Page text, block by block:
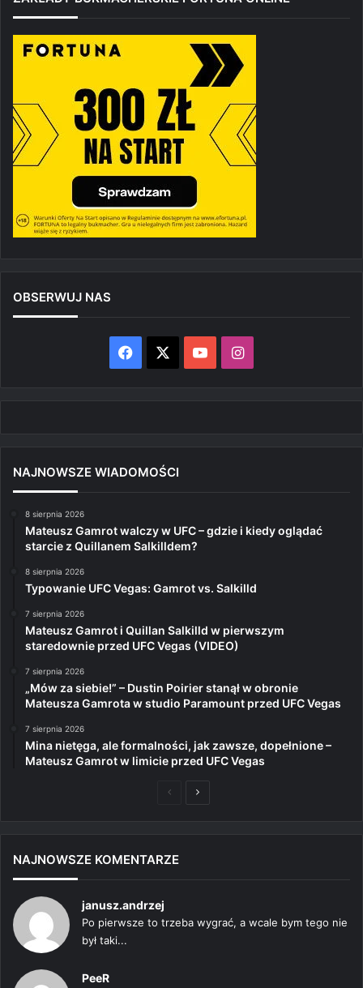
OBSERWUJ NAS
Facebook YouTubeInstagram
NAJNOWSZE WIADOMOŚCI
8 sierpnia 2026
Mateusz Gamrot walczy w UFC – gdzie i kiedy oglądać
starcie z Quillanem Salkilldem?
8 sierpnia 2026
Typowanie UFC Vegas: Gamrot vs. Salkilld
7 sierpnia 2026
Mateusz Gamrot i Quillan Salkilld w pierwszym
staredownie przed UFC Vegas (VIDEO)
7 sierpnia 2026
„Mów za siebie!” – Dustin Poirier stanął w obronie
Mateusza Gamrota w studio Paramount przed UFC Vegas
7 sierpnia 2026
Mina nietęga, ale formalności, jak zawsze, dopełnione –
Mateusz Gamrot w limicie przed UFC Vegas
PoprzedniaNastępna
NAJNOWSZE KOMENTARZE
janusz.andrzej
Po pierwsze to trzeba wygrać, a wcale bym tego nie
był taki...
PeeR